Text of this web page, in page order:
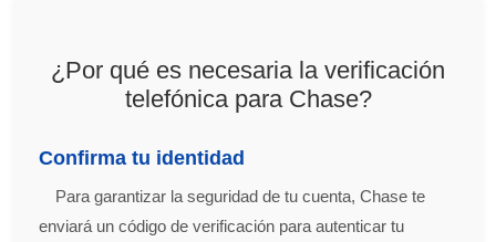
¿Por qué es necesaria la verificación
telefónica para Chase?
Confirma tu identidad
Para garantizar la seguridad de tu cuenta, Chase te
enviará un código de verificación para autenticar tu